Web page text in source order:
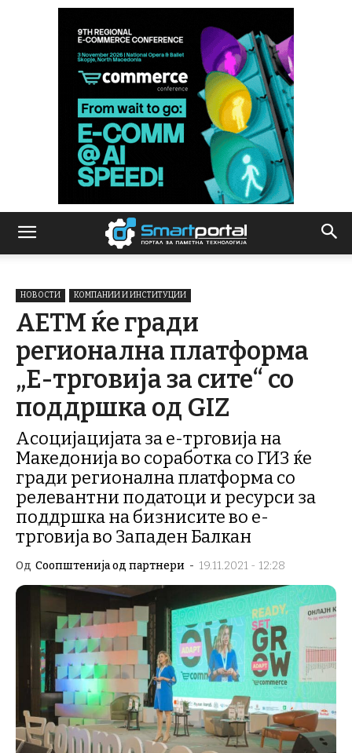
НОВОСТИ КОМПАНИИ И ИНСТИТУЦИИ
АЕТМ ќе гради
регионална платформа
„Е-трговија за сите“ со
поддршка од GIZ
Асоцијацијата за е-трговија на
Македонија во соработка со ГИЗ ќе
гради регионална платформа со
релевантни податоци и ресурси за
поддршка на бизнисите во е-
трговија во Западен Балкан
Од Соопштенија од партнери - 19.11.2021 - 12:28